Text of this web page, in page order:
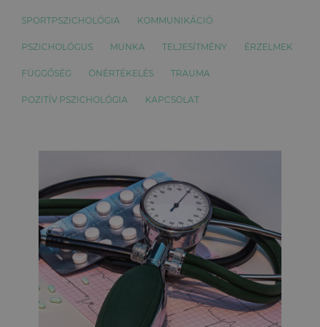
SPORTPSZICHOLÓGIA KOMMUNIKÁCIÓ
PSZICHOLÓGUS MUNKA TELJESÍTMÉNY ÉRZELMEK
FÜGGŐSÉG ÖNÉRTÉKELÉS TRAUMA
POZITÍV PSZICHOLÓGIA KAPCSOLAT